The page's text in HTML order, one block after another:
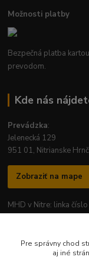
Možnosti platby
Bezpečná platba
prevodom.
Kde nás
Prevádzka:
Jelenecká 129
951 01, Nitrianske
Zobraziť na mape
MHD v Nitre: linka číslo
Pre správny chod
aj iné